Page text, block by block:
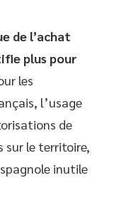
de l’achat
plus pour
les
l’usage
de
sur le territoire,
inutile